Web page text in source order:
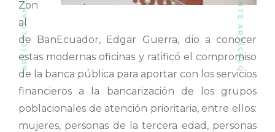
Zon
al
de BanEcuador, Edgar Guerra, dio a conocer
estas modernas oficinas y ratificó el compromiso
de la banca pública para aportar con los servicios
financieros a la bancarización de los grupos
poblacionales de atención prioritaria, entre ellos:
mujeres, personas de la tercera edad, personas